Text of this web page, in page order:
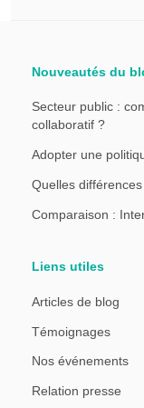
Nouveautés du
Secteur public :
collaboratif ?
Adopter une
Quelles
Comparaison :
Liens utiles
Articles de blog
Témoignages
Nos événements
Relation presse